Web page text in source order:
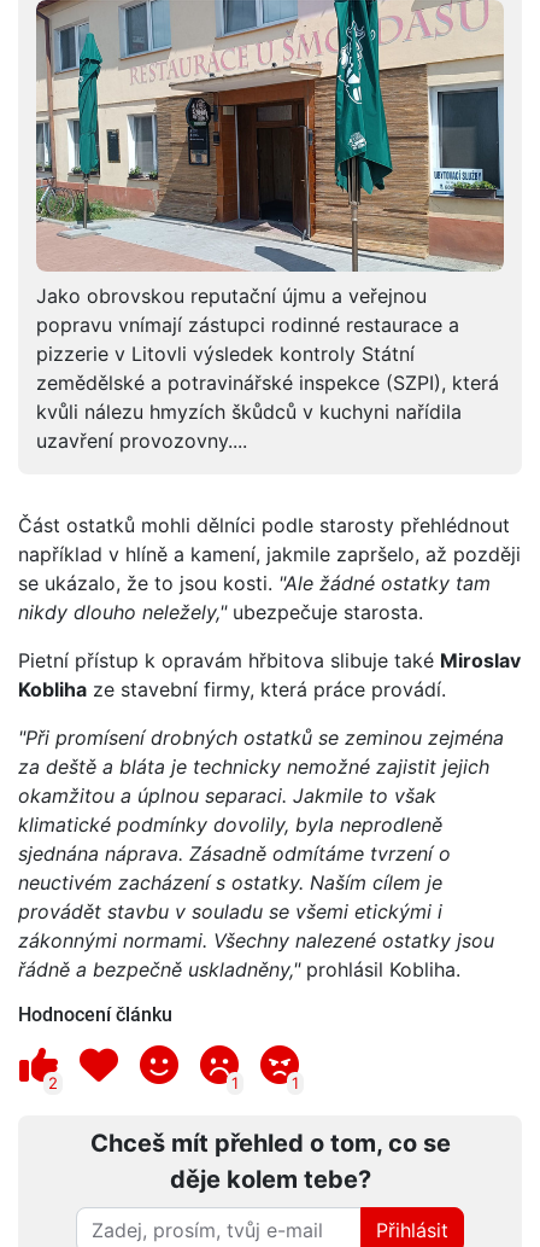
Jako obrovskou reputační újmu a veřejnou
popravu vnímají zástupci rodinné restaurace a
pizzerie v Litovli výsledek kontroly Státní
zemědělské a potravinářské inspekce (SZPI), která
kvůli nálezu hmyzích škůdců v kuchyni nařídila
uzavření provozovny....
Část ostatků mohli dělníci podle starosty přehlédnout
například v hlíně a kamení, jakmile zapršelo, až později
se ukázalo, že to jsou kosti. "Ale žádné ostatky tam
nikdy dlouho neležely,"ubezpečuje starosta.
Pietní přístup k opravám hřbitova slibuje také Miroslav
Kobliha ze stavební firmy, která práce provádí.
"Při promísení drobných ostatků se zeminou zejména
za deště a bláta je technicky nemožné zajistit jejich
okamžitou a úplnou separaci. Jakmile to však
klimatické podmínky dovolily, byla neprodleně
sjednána náprava. Zásadně odmítáme tvrzení o
neuctivém zacházení s ostatky. Naším cílem je
provádět stavbu v souladu se všemi etickými i
zákonnými normami. Všechny nalezené ostatky jsou
řádně a bezpečně uskladněny," prohlásil Kobliha.
Hodnocení článku
2 1 1
Chceš mít přehled o tom, co se
děje kolem tebe?
Přihlásit